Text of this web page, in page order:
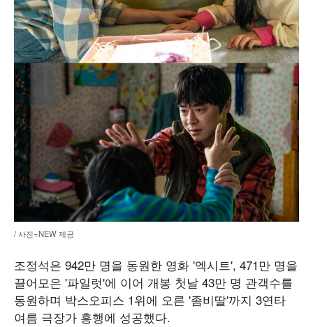
/ 사진=NEW 제공
조정석은 942만 명을 동원한 영화 '엑시트', 471만 명을
끌어모은 '파일럿'에 이어 개봉 첫날 43만 명 관객수를
동원하며 박스오피스 1위에 오른 '좀비딸'까지 3연타
여름 극장가 흥행에 성공했다.